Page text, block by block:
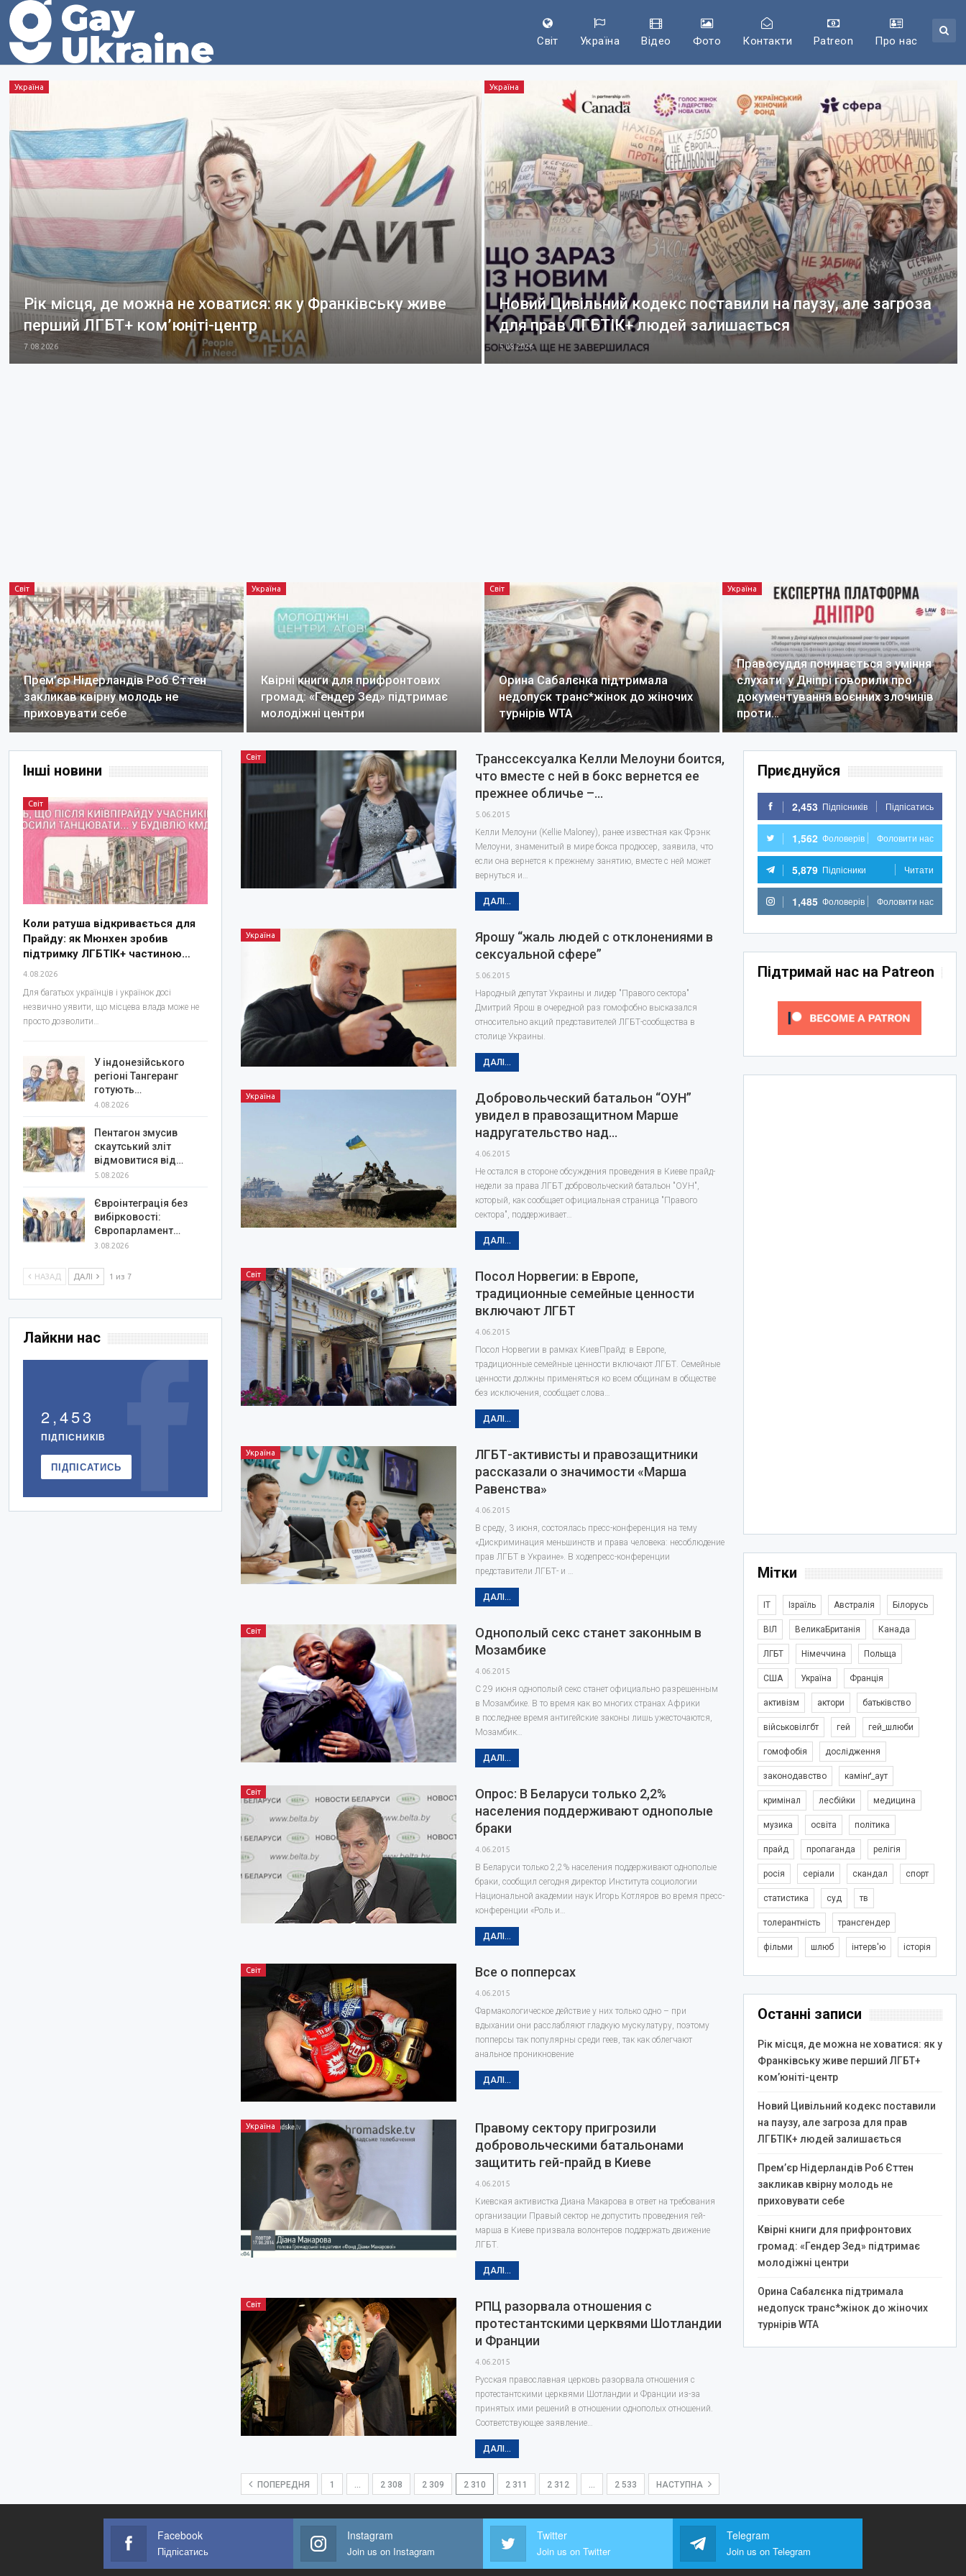
Світ Україна Відео Фото Контакти Patreon Про нас
Україна
Рік місця, де можна не ховатися: як у Франківську живе
перший ЛГБТ+ ком’юніті-центр
7.08.2026
Україна
Новий Цивільний кодекс поставили на паузу, але загроза
для прав ЛГБТІК+ людей залишається
5.08.2026
Світ
Прем’єр Нідерландів Роб Єттен
закликав квірну молодь не
приховувати себе
Україна
Квірні книги для прифронтових
громад: «Гендер Зед» підтримає
молодіжні центри
Світ
Орина Сабалєнка підтримала
недопуск транс*жінок до жіночих
турнірів WTA
Україна
Правосуддя починається з уміння
слухати: у Дніпрі говорили про
документування воєнних злочинів
проти…
Світ
Транссексуалка Келли Мелоуни боится,
что вместе с ней в бокс вернется ее
прежнее обличье –…
5.06.2015
Келли Мелоуни (Kellie Maloney), ранее известная как Фрэнк
Мелоуни, знаменитый в мире бокса продюсер, заявила, что
если она вернется к прежнему занятию, вместе с ней может
вернуться и…
ДАЛІ...
Україна
Ярошу “жаль людей с отклонениями в
сексуальной сфере”
5.06.2015
Народный депутат Украины и лидер "Правого сектора"
Дмитрий Ярош в очередной раз гомофобно высказался
относительно акций представителей ЛГБТ-сообщества в
столице Украины.
ДАЛІ...
Україна
Добровольческий батальон “ОУН”
увидел в правозащитном Марше
надругательство над…
4.06.2015
Не остался в стороне обсуждения проведения в Киеве прайд-
недели за права ЛГБТ добровольческий батальон "ОУН",
который, как сообщает официальная страница "Правого
сектора", поддерживает…
ДАЛІ...
Світ
Посол Норвегии: в Европе,
традиционные семейные ценности
включают ЛГБТ
4.06.2015
Посол Норвегии в рамках КиевПрайд: в Европе,
традиционные семейные ценности включают ЛГБТ. Семейные
ценности должны применяться ко всем общинам в обществе
без исключения, сообщает слова…
ДАЛІ...
Україна
ЛГБТ-активисты и правозащитники
рассказали о значимости «Марша
Равенства»
4.06.2015
В среду, 3 июня, состоялась пресс-конференция на тему
«Дискриминация меньшинств и права человека: несоблюдение
прав ЛГБТ в Украине». В ходепресс-конференции
представители ЛГБТ- и …
ДАЛІ...
Світ
Однополый секс станет законным в
Мозамбике
4.06.2015
С 29 июня однополый секс станет официально разрешенным
в Мозамбике. В то время как во многих странах Африки
в последнее время антигейские законы лишь ужесточаются,
Мозамбик…
ДАЛІ...
Світ
Опрос: В Беларуси только 2,2%
населения поддерживают однополые
браки
4.06.2015
В Беларуси только 2,2% населения поддерживают однополые
браки, сообщил сегодня директор Института социологии
Национальной академии наук Игорь Котляров во время пресс-
конференции «Роль и…
ДАЛІ...
Світ Все о попперсах
4.06.2015
Фармакологическое действие у них только одно – при
вдыхании они расслабляют гладкую мускулатуру, поэтому
попперсы так популярны среди геев, так как облегчают
анальное проникновение
ДАЛІ...
Україна
Правому сектору пригрозили
добровольческими батальонами
защитить гей-прайд в Киеве
4.06.2015
Киевская активистка Диана Макарова в ответ на требования
организации Правый сектор не допустить проведения гей-
марша в Киеве призвала волонтеров поддержать движение
ЛГБТ.
ДАЛІ...
Світ
РПЦ разорвала отношения с
протестантскими церквями Шотландии
и Франции
4.06.2015
Русская православная церковь разорвала отношения с
протестантскими церквями Шотландии и Франции из-за
принятых ими решений в отношении однополых отношений.
Соответствующее заявление…
ДАЛІ...
ПОПЕРЕДНЯ 1 … 2 308 2 309 2 310 2 311 2 312 … 2 533 НАСТУПНА
Приєднуйся
2,453 Підпісників Підпісатись
1,562 Фоловерів Фоловити нас
5,879 Підпісники Читати
1,485 Фоловерів Фоловити нас
Підтримай нас на Patreon
Мітки
IT Ізраїль Австралія Білорусь
ВІЛ ВеликаБританія Канада
ЛГБТ Німеччина Польща
США Україна Франція
активізм актори батьківство
військовілгбт гей гей_шлюби
гомофобія дослідження
законодавство камінґ_аут
кримінал лесбійки медицина
музика освіта політика
прайд пропаганда релігія
росія серіали скандал спорт
статистика суд тв
толерантність трансгендер
фільми шлюб інтерв'ю історія
Останні записи
Рік місця, де можна не ховатися: як у
Франківську живе перший ЛГБТ+
ком’юніті-центр
Новий Цивільний кодекс поставили
на паузу, але загроза для прав
ЛГБТІК+ людей залишається
Прем’єр Нідерландів Роб Єттен
закликав квірну молодь не
приховувати себе
Квірні книги для прифронтових
громад: «Гендер Зед» підтримає
молодіжні центри
Орина Сабалєнка підтримала
недопуск транс*жінок до жіночих
турнірів WTA
Інші новини
Світ
Коли ратуша відкривається для
Прайду: як Мюнхен зробив
підтримку ЛГБТІК+ частиною…
4.08.2026
Для багатьох українців і українок досі
незвично уявити, що місцева влада може не
просто дозволити…
У індонезійського
регіоні Тангеранг
готують…
4.08.2026
Пентагон змусив
скаутський зліт
відмовитися від…
5.08.2026
Євроінтеграція без
вибірковості:
Європарламент…
3.08.2026
НАЗАД ДАЛІ 1 из 7
Лайкни нас
2,453
ПІДПІСНИКІВ
ПІДПІСАТИСЬ
Facebook
Підпісатись
Instagram
Join us on Instagram
Twitter
Join us on Twitter
Telegram
Join us on Telegram